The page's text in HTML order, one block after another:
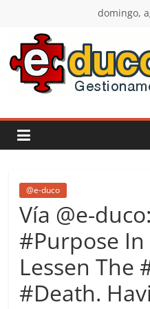
contenido
domingo,
E-
duco:
Gestión
del
Learn
more.
Do
@e-duco
Vía @e-
#Purpose
Lessen The
#Death.